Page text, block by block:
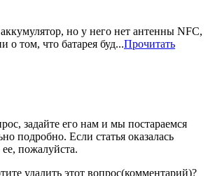
но у него нет антенны NFC,
о том, что батарея буд...Прочитать
задайте его нам и мы постараемся
подробно. Если статья оказалась
пожалуйста.
удалить этот вопрос(комментарий)?